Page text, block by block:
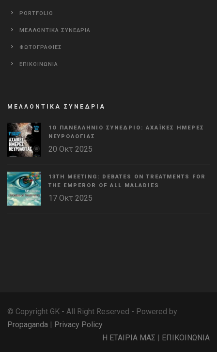
PORTFOLIO
ΜΕΛΛΟΝΤΙΚΑ ΣΥΝΕΔΡΙΑ
ΦΩΤΟΓΡΑΦΙΕΣ
ΕΠΙΚΟΙΝΩΝΙΑ
ΜΕΛΛΟΝΤΙΚΑ ΣΥΝΕΔΡΙΑ
1Ο ΠΑΝΕΛΛΉΝΙΟ ΣΥΝΈΔΡΙΟ: ΑΧΑΪΚΈΣ ΗΜΈΡΕΣ
ΝΕΥΡΟΛΟΓΊΑΣ
20 Οκτ 2025
13TH MEETING: DEBATES ON TREATMENTS FOR
THE EMPEROR OF ALL MALADIES
17 Οκτ 2025
© Copyright GK - All Right Reserved - Powered by
Propaganda | Privacy Policy
Η ΕΤΑΙΡΙΑ ΜΑΣ | ΕΠΙΚΟΙΝΩΝΙΑ